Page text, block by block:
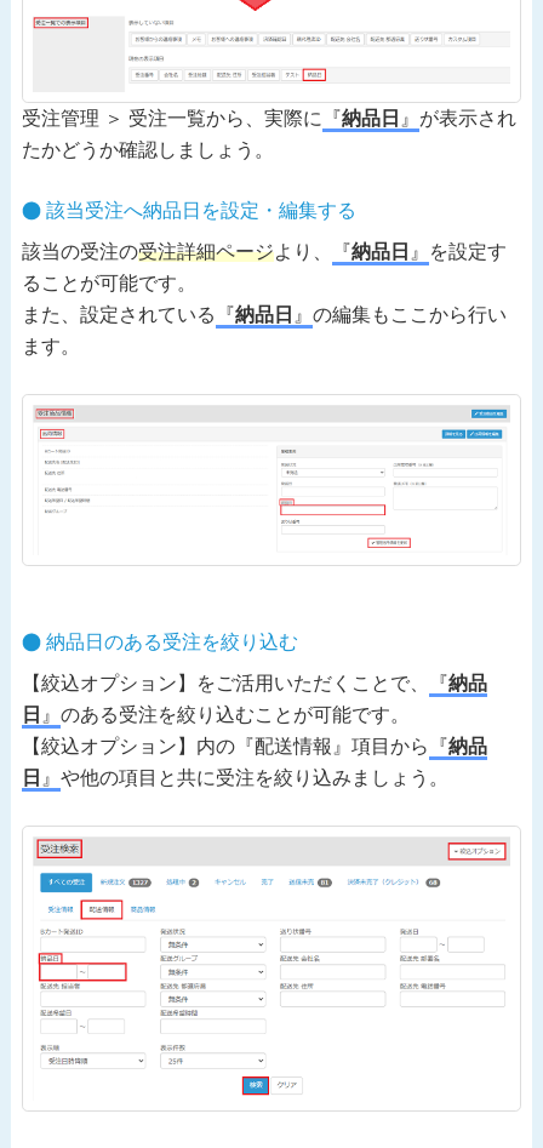
受注管理 ＞ 受注一覧から、実際に 『納品日 』 が表示され
たかどうか確認しましょう。
該当受注へ納品日を設定・編集する
該当の受注の受注詳細ページより、 『納品日 』
を設定す
ることが可能です。
また、設定されている 『納品日 』 の編集もここから行い
ます。
納品日のある受注を絞り込む
【絞込オプション】をご活用いただくことで、
『納品
日 』 のある受注を絞り込むことが可能です。
【絞込オプション】内の『配送情報』項目から 『納品
日 』 や他の項目と共に受注を絞り込みましょう。